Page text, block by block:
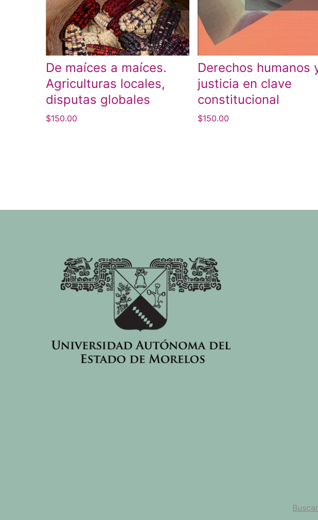
De maíces a maíces.
Agriculturas locales,
disputas globales
$150.00
Derechos humanos
justicia en clave
constitucional
$150.00
Buscar